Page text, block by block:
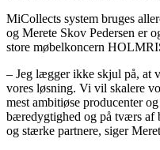
MiCollects system bruges
og Merete Skov Pedersen er
store møbelkoncern
– Jeg lægger ikke skjul på, at
vores løsning. Vi vil skalere
mest ambitiøse producenter
bæredygtighed og på tværs af
og stærke partnere, siger